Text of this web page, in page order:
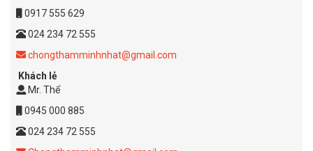
0917 555 629
024 234 72 555
chongthamminhnhat@gmail.com
Khách lẻ
Mr. Thể
0945 000 885
024 234 72 555